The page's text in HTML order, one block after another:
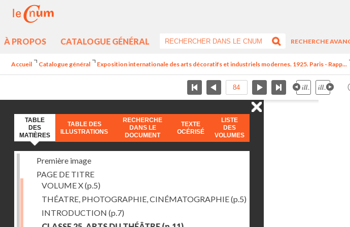
À PROPOS CATALOGUE GÉNÉRAL
RECHERCHE
Accueil Catalogue général Exposition internationale des arts décoratifs et industriels modernes. 1925. Paris - Rapp...
TABLE
DES
MATIÈRES
TABLE DES
ILLUSTRATIONS
RECHERCHE
DANS LE
DOCUMENT
TEXTE
OCÉRISÉ
LISTE
DES
VOLUMES
Première image
PAGE DE TITRE
VOLUME X(p.5)
THÉATRE, PHOTOGRAPHIE, CINÉMATOGRAPHIE(p.5)
INTRODUCTION (p.7)